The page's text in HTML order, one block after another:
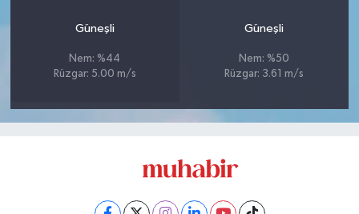
Güneşli
Nem: %44
Rüzgar: 5.00 m/s
Güneşli
Nem: %50
Rüzgar: 3.61 m/s